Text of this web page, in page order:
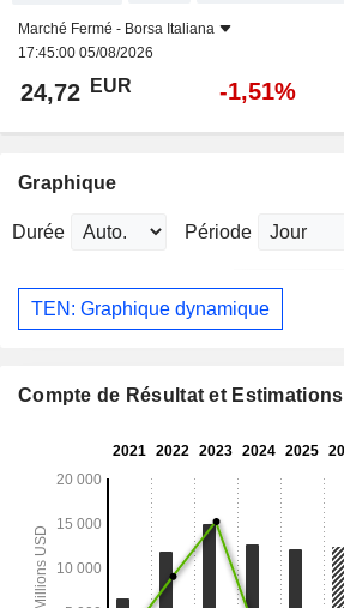
Marché Fermé - Borsa Italiana
17:45:00 05/08/2026
24,72 EUR -1,51%
Graphique
Durée Période
TEN: Graphique dynamique
Compte de Résultat et Estimations